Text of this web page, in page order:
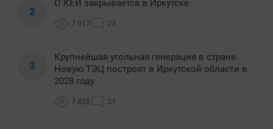
2
О`КЕЙ закрывается в Иркутске
7 917 23
3
Крупнейшая угольная генерация в стране.
Новую ТЭЦ построят в Иркутской области в
2028 году
7 828 21